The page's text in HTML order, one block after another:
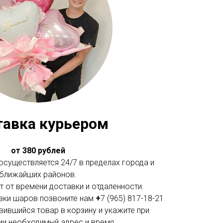
курьером
от 380 рублей
24/7 в пределах города и
ближайших районов.
от времени доставки и отдаленности.
шаров позвоните нам +7 (965) 817-18-21
товар в корзину и укажите при